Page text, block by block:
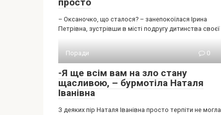
– Оксаночко, що сталося? – занепокоїлася Ірина
Петрівна, зустрівши в місті подругу дитинства своєї
Поради 0
-Я ще всім вам на зло стану
щасливою, – бурмотіла Наталя
Іванівна
З деяких пір Наталя Іванівна просто терпіти не могла